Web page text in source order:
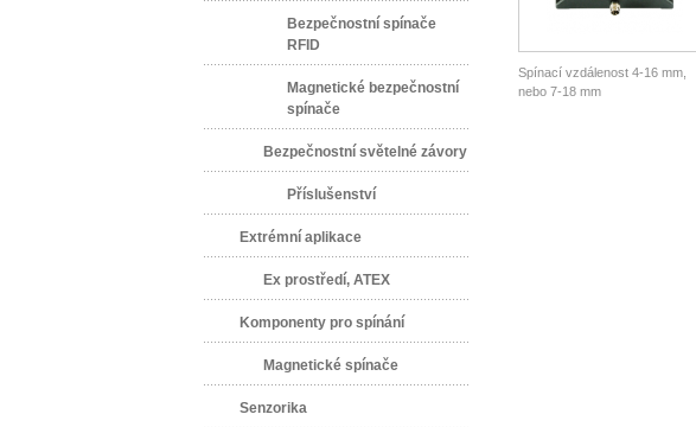
Bezpečnostní spínače
RFID
Magnetické bezpečnostní
spínače
Bezpečnostní světelné závory
Příslušenství
Extrémní aplikace
Ex prostředí, ATEX
Komponenty pro spínání
Magnetické spínače
Senzorika
Spínací vzdálenost 4-16 mm,
nebo 7-18 mm